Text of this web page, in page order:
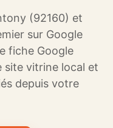
(92160) et
sur Google
fiche Google
site vitrine local et
depuis votre